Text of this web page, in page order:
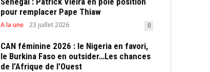
pour remplacer Pape Thiaw
A la une 23 juillet 2026 0
CAN féminine 2026 : le Nigeria en favori,
le Burkina Faso en outsider…Les chances
de l’Afrique de l’Ouest